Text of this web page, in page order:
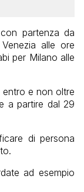
partenza da
alle ore
per Milano alle
entro e non oltre
a partire dal 29
di persona
ad esempio